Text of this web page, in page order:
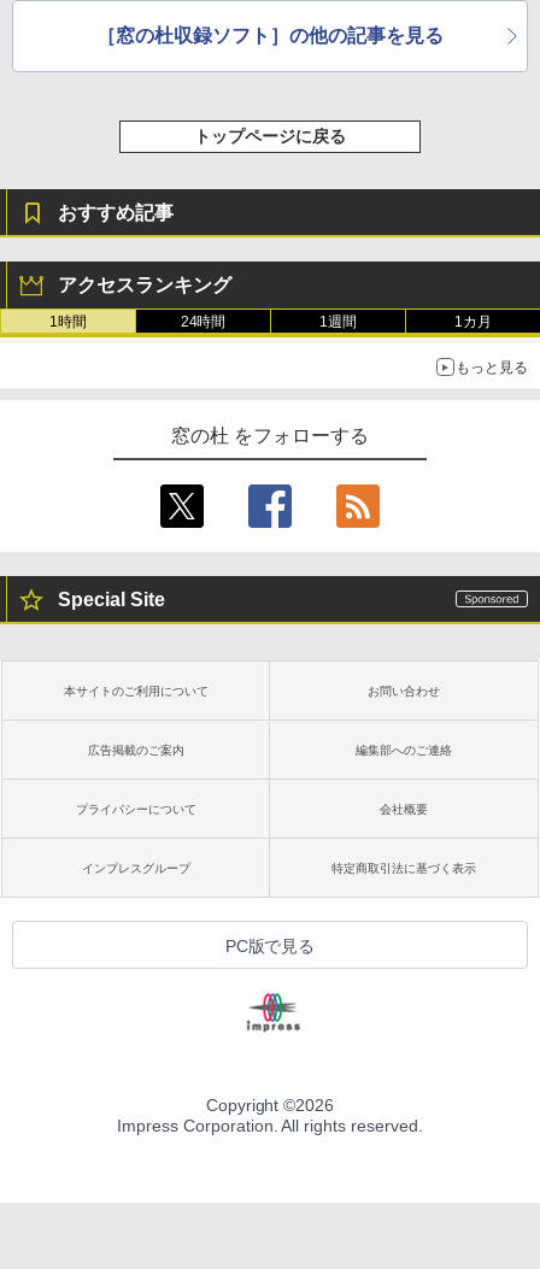
［窓の杜収録ソフト］の他の記事を見る
トップページに戻る
おすすめ記事
アクセスランキング
1時間 24時間 1週間 1カ月
もっと見る
窓の杜 をフォローする
Special Site
本サイトのご利用について お問い合わせ
広告掲載のご案内 編集部へのご連絡
プライバシーについて 会社概要
インプレスグループ 特定商取引法に基づく表示
PC版で見る
Copyright ©2026
Impress Corporation. All rights reserved.